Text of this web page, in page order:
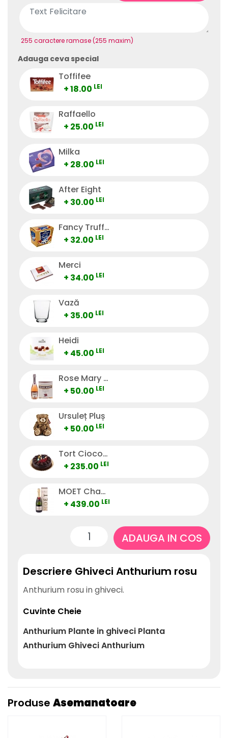
255 caractere ramase (255 maxim)
Adauga ceva special
Toffifee
+ 18.00 LEI
Raffaello
+ 25.00 LEI
Milka
+ 28.00 LEI
After Eight
+ 30.00 LEI
Fancy Truffes
+ 32.00 LEI
Merci
+ 34.00 LEI
Vază
+ 35.00 LEI
Heidi
+ 45.00 LEI
Rose Mary Vino Spumante
+ 50.00 LEI
Ursuleț Pluș
+ 50.00 LEI
Tort Ciocolată
+ 235.00 LEI
MOET Champagne
+ 439.00 LEI
ADAUGA IN COS
Descriere Ghiveci Anthurium rosu
Anthurium rosu in ghiveci.
Cuvinte Cheie
Anthurium Plante in ghiveci Planta
Anthurium Ghiveci Anthurium
Produse Asemanatoare